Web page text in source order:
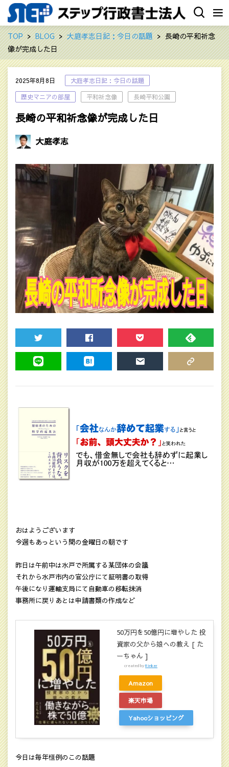
TOP BLOG 大庭孝志日記：今日の話題
長崎の平和祈念
像が完成した日
2025年8月8日
大庭孝志日記：今日の話題
歴史マニアの部屋
平和祈念像 長崎平和公園
長崎の平和祈念像が完成した日
大庭孝志
TWEET SHARE POCKET FEEDLY
おはようございます
今週もあっという間の金曜日の朝です
昨日は午前中は水戸で所属する某団体の会議
それから水戸市内の官公庁にて証明書の取得
午後になり運輸支局にて自動車の移転抹消
事務所に戻りあとは申請書類の作成など
50万円を50億円に増やした 投
資家の父から娘への教え [ た
ーちゃん ]
created byRinker
Amazon
楽天市場
Yahooショッピング
今日は毎年恒例のこの話題